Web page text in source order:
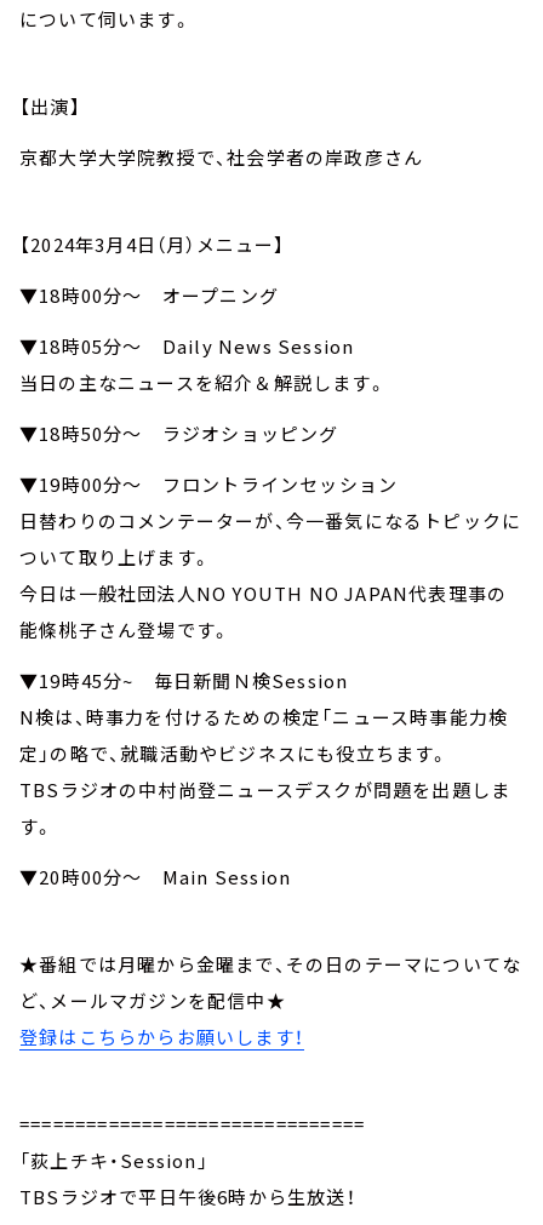
について伺います。
【出演】
京都大学大学院教授で、社会学者の岸政彦さん
【2024年3月4日（月）メニュー】
▼18時00分～ オープニング
▼18時05分～ Daily News Session
当日の主なニュースを紹介＆解説します。
▼18時50分～ ラジオショッピング
▼19時00分～ フロントラインセッション
日替わりのコメンテーターが、今一番気になるトピックに
ついて取り上げます。
今日は一般社団法人NO YOUTH NO JAPAN代表理事の
能條桃子さん登場です。
▼19時45分~ 毎日新聞Ｎ検Session
N検は、時事力を付けるための検定「ニュース時事能力検
定」の略で、就職活動やビジネスにも役立ちます。
TBSラジオの中村尚登ニュースデスクが問題を出題しま
す。
▼20時00分～ Main Session
★番組では月曜から金曜まで、その日のテーマについてな
ど、メールマガジンを配信中★
登録はこちらからお願いします！
===============================
「荻上チキ・Session」
TBSラジオで平日午後6時から生放送！